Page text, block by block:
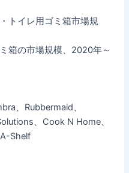
イレ用ゴミ箱市場規
の市場規模、2020年～
、Rubbermaid、
、Cook N Home、
Shelf